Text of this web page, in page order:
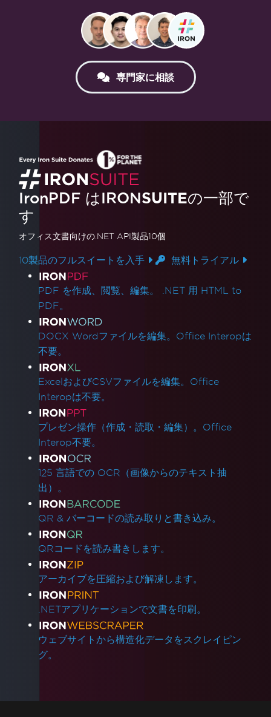
専門家に相談
IronPDF はIRONSUITEの一部で
す
オフィス文書向けの.NET API製品10個
10製品のフルスイートを入手 無料トライアル
製品リンク
PDF を作成、閲覧、編集。 .NET 用 HTML to
PDF。
DOCX Wordファイルを編集。Office Interopは
不要。
ExcelおよびCSVファイルを編集。Office
Interopは不要。
プレゼン操作（作成・読取・編集）。Office
Interop不要。
125 言語での OCR（画像からのテキスト抽
出）。
QR & バーコードの読み取りと書き込み。
QRコードを読み書きします。
アーカイブを圧縮および解凍します。
.NETアプリケーションで文書を印刷。
ウェブサイトから構造化データをスクレイピン
グ。